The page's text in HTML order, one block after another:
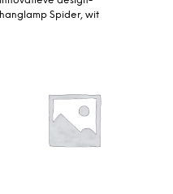
hanglamp Spider, wit